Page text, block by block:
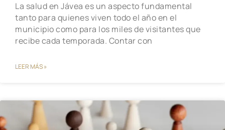
La salud en Jávea es un aspecto fundamental
tanto para quienes viven todo el año en el
municipio como para los miles de visitantes que
recibe cada temporada. Contar con
LEER MÁS »